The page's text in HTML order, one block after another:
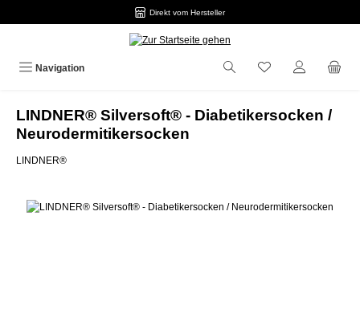
Direkt vom Hersteller
Navigation
LINDNER® Silversoft® - Diabetikersocken /
Neurodermitikersocken
LINDNER®
Bildergalerie überspringen